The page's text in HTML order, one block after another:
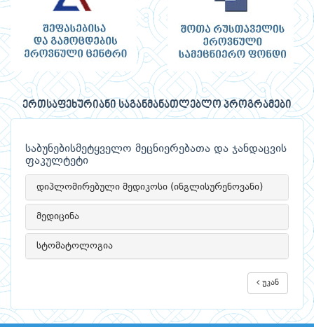
ერთსაფეხურიანი საგანმანათლებლო პროგრამები
საბუნებისმეტყველო მეცნიერებათა და ჯანდაცვის
ფაკულტეტი
დიპლომირებული მედიკოსი (ინგლისურენოვანი)
მედიცინა
სტომატოლოგია
უკან